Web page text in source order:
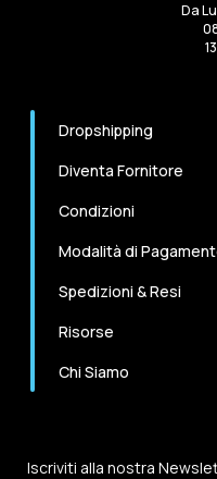
Da
Dropshipping
Diventa Fornitore
Condizioni
Modalità di
Spedizioni & Resi
Risorse
Chi Siamo
Iscriviti alla nostra